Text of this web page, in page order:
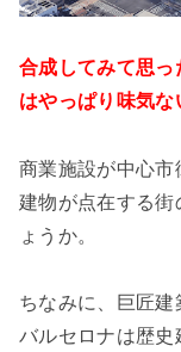
合成してみて思
はやっぱり味気な
商業施設が中心市
建物が点在する街
ょうか。
ちなみに、巨匠
バルセロナは歴